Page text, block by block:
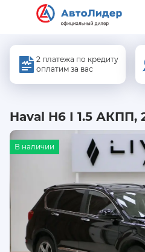
2 платежа по кредиту
оплатим за вас
Haval H6 I 1.5 АКПП,
В наличии